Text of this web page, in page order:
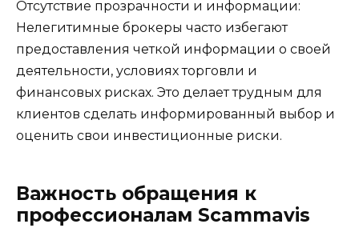
Отсутствие прозрачности и информации:
Нелегитимные брокеры часто избегают
предоставления четкой информации о своей
деятельности, условиях торговли и
финансовых рисках. Это делает трудным для
клиентов сделать информированный выбор и
оценить свои инвестиционные риски.
Важность обращения к
профессионалам Scammavis